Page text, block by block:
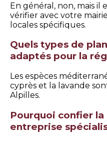
En général, non, mais il
vérifier avec votre
locales spécifiques.
Quels types de
adaptés pour la
Les espèces
cyprès et la lavande
Alpilles.
Pourquoi confier
entreprise